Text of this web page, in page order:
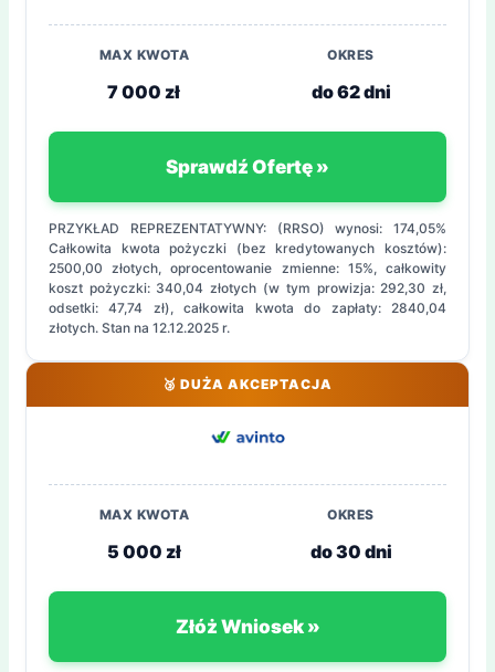
MAX KWOTA
7 000 zł
OKRES
do 62 dni
Sprawdź Ofertę »
PRZYKŁAD REPREZENTATYWNY: (RRSO) wynosi: 174,05%
Całkowita kwota pożyczki (bez kredytowanych kosztów):
2500,00 złotych, oprocentowanie zmienne: 15%, całkowity
koszt pożyczki: 340,04 złotych (w tym prowizja: 292,30 zł,
odsetki: 47,74 zł), całkowita kwota do zapłaty: 2840,04
złotych. Stan na 12.12.2025 r.
🥉 DUŻA AKCEPTACJA
MAX KWOTA
5 000 zł
OKRES
do 30 dni
Złóż Wniosek »